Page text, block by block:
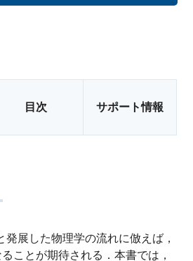
目次 サポート情報
発展した物理学の流れに倣えば，
ことが期待される．本書では，